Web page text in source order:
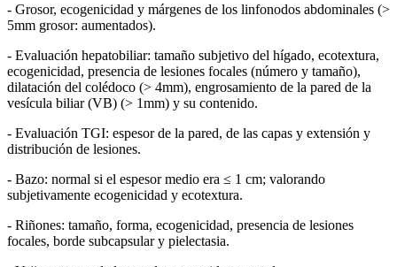
- Grosor, ecogenicidad y márgenes de los linfonodos abdominales (>
5mm grosor: aumentados).
- Evaluación hepatobiliar: tamaño subjetivo del hígado, ecotextura,
ecogenicidad, presencia de lesiones focales (número y tamaño),
dilatación del colédoco (> 4mm), engrosamiento de la pared de la
vesícula biliar (VB) (> 1mm) y su contenido.
- Evaluación TGI: espesor de la pared, de las capas y extensión y
distribución de lesiones.
- Bazo: normal si el espesor medio era ≤ 1 cm; valorando
subjetivamente ecogenicidad y ecotextura.
- Riñones: tamaño, forma, ecogenicidad, presencia de lesiones
focales, borde subcapsular y pielectasia.